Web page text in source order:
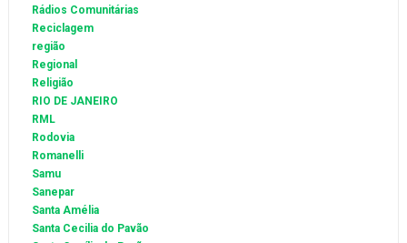
Rádios Comunitárias
Reciclagem
região
Regional
Religião
RIO DE JANEIRO
RML
Rodovia
Romanelli
Samu
Sanepar
Santa Amélia
Santa Cecilia do Pavão